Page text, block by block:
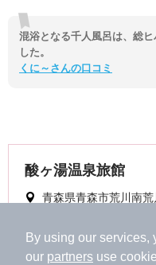
By using our services,
our partners use
混浴となる千人風呂は、総
した。
くに～さんの口コミ